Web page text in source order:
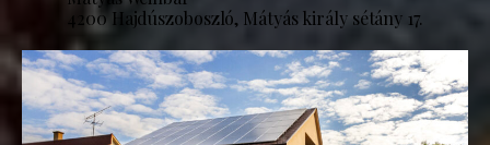
4200 Hajdúszoboszló, Mátyás király sétány 17.